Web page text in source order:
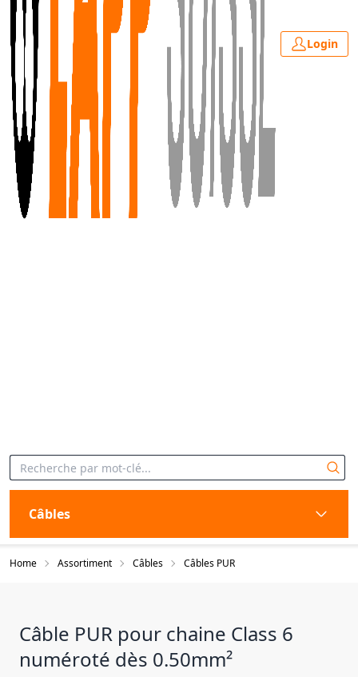
Login
Câbles
Home Assortiment Câbles Câbles PUR
Câble PUR pour chaine Class 6
numéroté dès 0.50mm²